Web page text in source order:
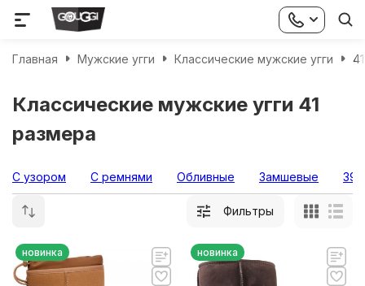
Главная Мужские угги Классические мужские угги
Классические мужские угги 41
размера
С узором С ремнями Обливные Замшевые 39
Фильтры
новинка новинка